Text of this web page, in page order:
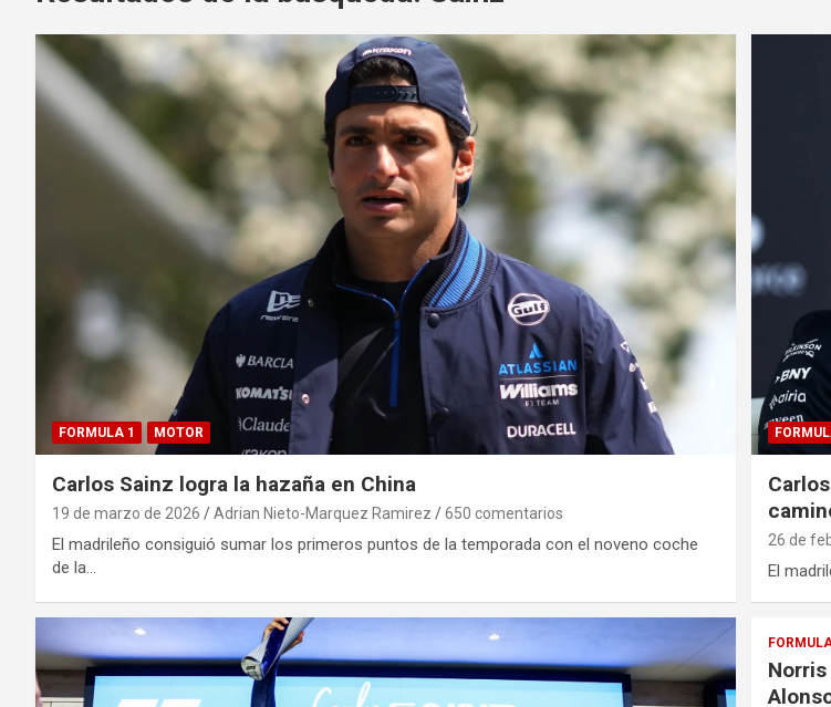
FORMULA 1 MOTOR
Carlos Sainz logra la hazaña en China
19 de marzo de 2026 Adrian Nieto-Marquez Ramirez 650 comentarios
El madrileño consiguió sumar los primeros puntos de la temporada con el noveno coche
de la…
26 de
El
Norris